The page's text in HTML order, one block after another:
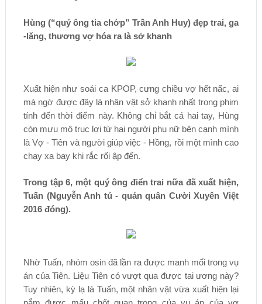
Hùng (“quý ông tia chớp” Trần Anh Huy) đẹp trai, ga
-lăng, thương vợ hóa ra là sở khanh
Xuất hiện như soái ca KPOP, cưng chiều vợ hết nấc, ai
mà ngờ được đây là nhân vật sở khanh nhất trong phim
tính đến thời điểm này. Không chỉ bắt cá hai tay, Hùng
còn mưu mô trục lợi từ hai người phụ nữ bên cạnh mình
là Vợ - Tiên và người giúp việc - Hồng, rồi một mình cao
chạy xa bay khi rắc rối ập đến.
Trong tập 6, một quý ông điển trai nữa đã xuất hiện,
Tuấn (Nguyễn Anh tú - quán quân Cười Xuyên Việt
2016 đóng).
Nhờ Tuấn, nhóm osin đã lần ra được manh mối trong vụ
án của Tiên. Liệu Tiên có vượt qua được tai ương này?
Tuy nhiên, kỳ lạ là Tuấn, một nhân vật vừa xuất hiện lại